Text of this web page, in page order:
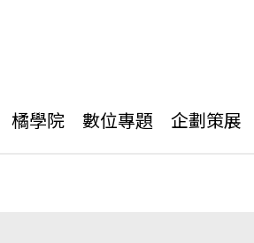
橘學院 數位專題 企劃策展